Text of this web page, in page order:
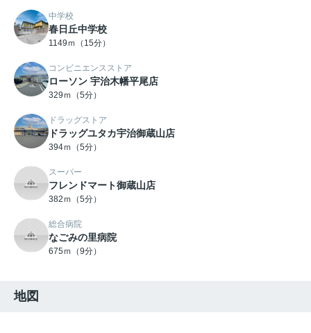
中学校
春日丘中学校
1149ｍ（15分）
コンビニエンスストア
ローソン 宇治木幡平尾店
329ｍ（5分）
ドラッグストア
ドラッグユタカ宇治御蔵山店
394ｍ（5分）
スーパー
フレンドマート御蔵山店
382ｍ（5分）
総合病院
なごみの里病院
675ｍ（9分）
地図